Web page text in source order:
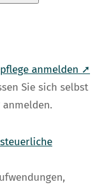
anmelden ➚
Sie sich selbst